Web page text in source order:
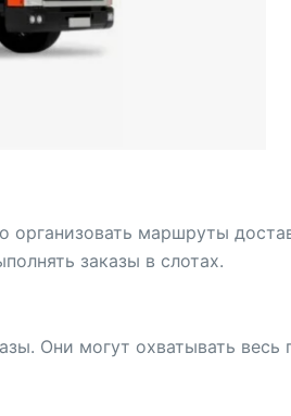
организовать маршруты
заказы в слотах.
Они могут охватывать весь